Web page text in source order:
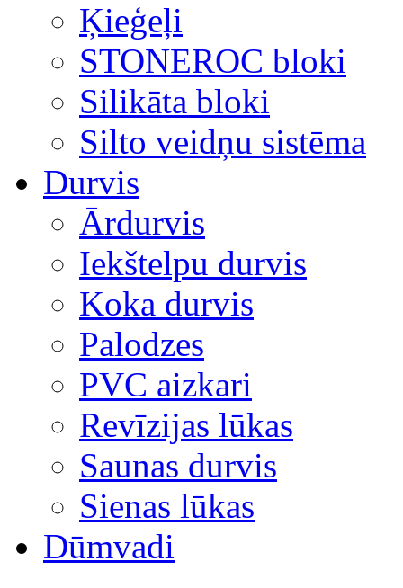
Ķieģeļi
STONEROC bloki
Silikāta bloki
Silto veidņu sistēma
Durvis
Ārdurvis
Iekštelpu durvis
Koka durvis
Palodzes
PVC aizkari
Revīzijas lūkas
Saunas durvis
Sienas lūkas
Dūmvadi